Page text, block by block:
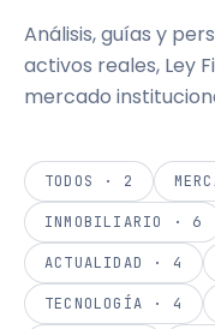
Análisis, guías y
activos reales, Ley
mercado
TODOS · 2
INMOBILIARIO · 6
ACTUALIDAD · 4
TECNOLOGÍA · 4